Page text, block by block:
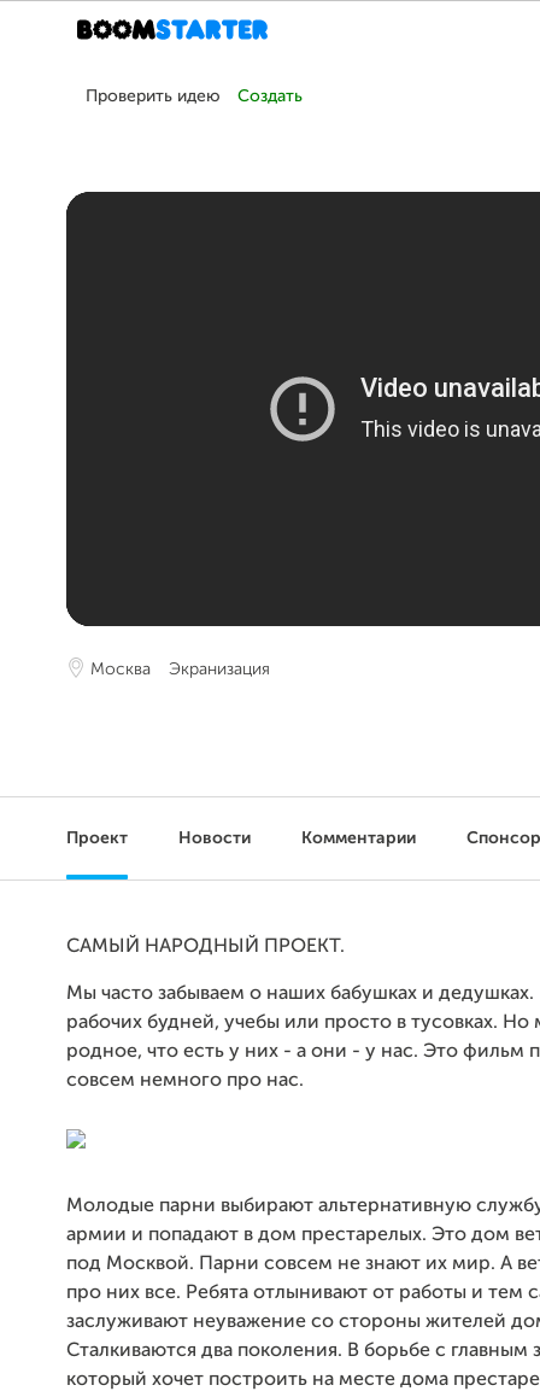
Проверить идею Создать
Москва Экранизация
Проект Новости Комментарии
САМЫЙ НАРОДНЫЙ ПРОЕКТ.
Мы часто забываем о наших бабушках и дедушках.
рабочих будней, учебы или просто в тусовках.
родное, что есть у них - а они - у нас. Это фильм
совсем немного про нас.
Молодые парни выбирают альтернативную
армии и попадают в дом престарелых. Это дом
под Москвой. Парни совсем не знают их мир. А
про них все. Ребята отлынивают от работы и тем
заслуживают неуважение со стороны жителей
Сталкиваются два поколения. В борьбе с главным
который хочет построить на месте дома